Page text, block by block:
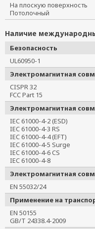
На плоскую поверхность
Потолочный
Наличие
Безопасность
UL60950-1
Электромагнитная
CISPR 32
FCC Part 15
Электромагнитная
IEC 61000-4-2 (ESD)
IEC 61000-4-3 RS
IEC 61000-4-4 (EFT)
IEC 61000-4-5 Surge
IEC 61000-4-6 CS
IEC 61000-4-8
Электромагнитная
EN 55032/24
Применение на
EN 50155
GB/T 24338.4-2009